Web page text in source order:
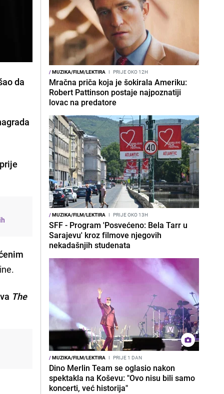
da
The
/MUZIKA/FILM/LEKTIRA I PRIJE OKO 12H
Mračna priča koja je šokirala Ameriku:
Robert Pattinson postaje najpoznatiji
lovac na predatore
/MUZIKA/FILM/LEKTIRA I PRIJE OKO 13H
SFF - Program 'Posvećeno: Bela Tarr u
Sarajevu' kroz filmove njegovih
nekadašnjih studenata
/MUZIKA/FILM/LEKTIRA I PRIJE 1 DAN
Dino Merlin Team se oglasio nakon
spektakla na Koševu: "Ovo nisu bili samo
koncerti, već historija"